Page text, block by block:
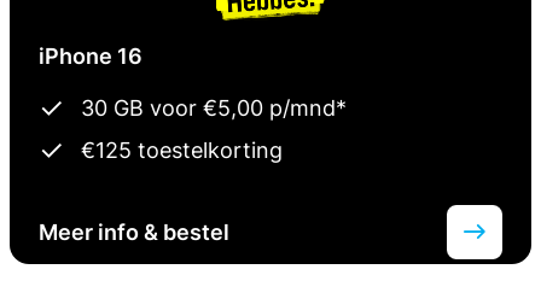
iPhone 16
30 GB voor €5,00 p/mnd*
€125 toestelkorting
Meer info & bestel